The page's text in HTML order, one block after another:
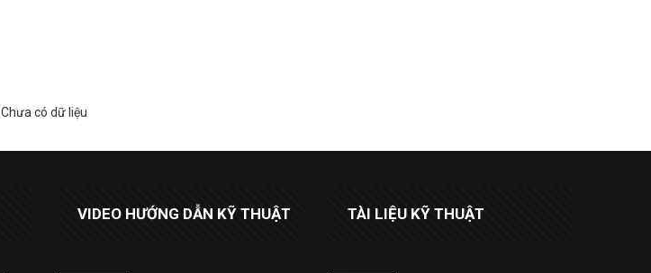
Chưa có dữ liệu
VIDEO HƯỚNG DẪN KỸ THUẬT TÀI LIỆU KỸ THUẬT